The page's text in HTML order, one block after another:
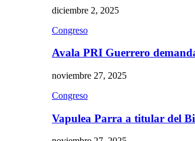
diciembre 2, 2025
Congreso
Avala PRI Guerrero
noviembre 27, 2025
Congreso
Vapulea Parra a titular del